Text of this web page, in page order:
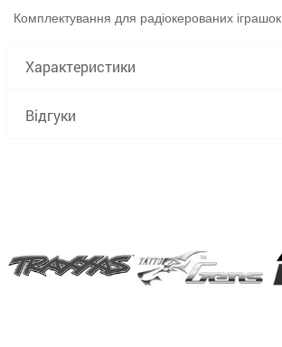
Комплектування для радіокерованих іграшок
Характеристики
Відгуки